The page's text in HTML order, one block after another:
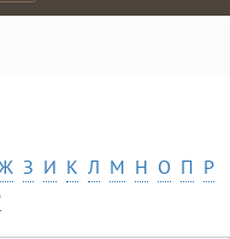
З И К Л М Н О П Р